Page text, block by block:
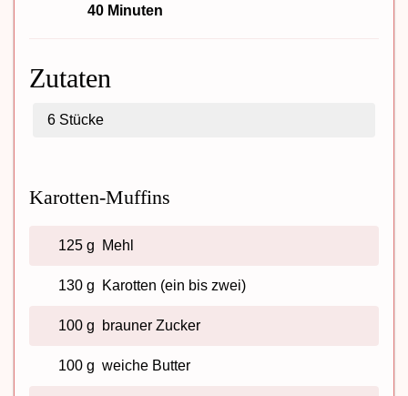
40 Minuten
Zutaten
6 Stücke
Karotten-Muffins
125 g Mehl
130 g Karotten (ein bis zwei)
100 g brauner Zucker
100 g weiche Butter